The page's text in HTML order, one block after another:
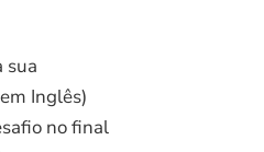
sua
Inglês)
no final